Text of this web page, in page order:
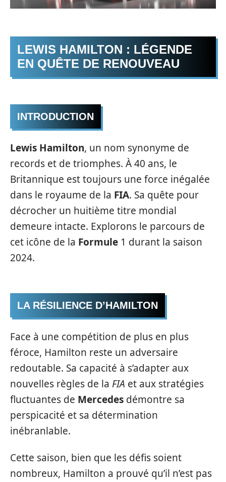
LEWIS HAMILTON : LÉGENDE
EN QUÊTE DE RENOUVEAU
INTRODUCTION
Lewis Hamilton, un nom synonyme de
records et de triomphes. À 40 ans, le
Britannique est toujours une force inégalée
dans le royaume de la FIA. Sa quête pour
décrocher un huitième titre mondial
demeure intacte. Explorons le parcours de
cet icône de la Formule 1 durant la saison
2024.
LA RÉSILIENCE D’HAMILTON
Face à une compétition de plus en plus
féroce, Hamilton reste un adversaire
redoutable. Sa capacité à s’adapter aux
nouvelles règles de la FIA et aux stratégies
fluctuantes de Mercedes démontre sa
perspicacité et sa détermination
inébranlable.
Cette saison, bien que les défis soient
nombreux, Hamilton a prouvé qu’il n’est pas